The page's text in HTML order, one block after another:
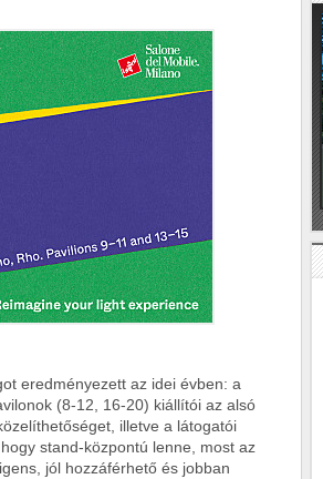
eredményezett az idei évben: a
(8-12, 16-20) kiállítói az alsó
illetve a látogatói
stand-központú lenne, most az
jól hozzáférhető és jobban